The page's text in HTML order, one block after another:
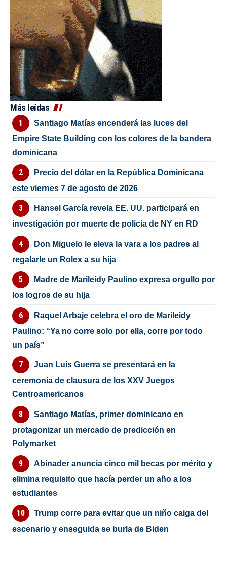
Más leídas
Santiago Matías encenderá las luces del
Empire State Building con los colores de la bandera
dominicana
Precio del dólar en la República Dominicana
este viernes 7 de agosto de 2026
Hansel García revela EE. UU. participará en
investigación por muerte de policía de NY en RD
Don Miguelo le eleva la vara a los padres al
regalarle un Rolex a su hija
Madre de Marileidy Paulino expresa orgullo por
los logros de su hija
Raquel Arbaje celebra el oro de Marileidy
Paulino: “Ya no corre solo por ella, corre por todo
un país”
Juan Luis Guerra se presentará en la
ceremonia de clausura de los XXV Juegos
Centroamericanos
Santiago Matías, primer dominicano en
protagonizar un mercado de predicción en
Polymarket
Abinader anuncia cinco mil becas por mérito y
elimina requisito que hacía perder un año a los
estudiantes
Trump corre para evitar que un niño caiga del
escenario y enseguida se burla de Biden